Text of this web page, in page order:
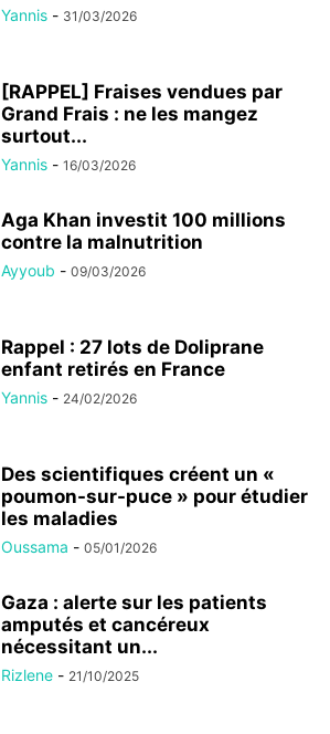
Yannis - 31/03/2026
[RAPPEL] Fraises vendues par
Grand Frais : ne les mangez
surtout...
Yannis - 16/03/2026
Aga Khan investit 100 millions
contre la malnutrition
Ayyoub - 09/03/2026
Rappel : 27 lots de Doliprane
enfant retirés en France
Yannis - 24/02/2026
Des scientifiques créent un «
poumon-sur-puce » pour étudier
les maladies
Oussama - 05/01/2026
Gaza : alerte sur les patients
amputés et cancéreux
nécessitant un...
Rizlene - 21/10/2025